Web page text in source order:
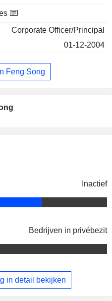
Corporate Officer/Principal
01-12-2004
Feng Song
Inactief
Bedrijven in privébezit
in detail bekijken